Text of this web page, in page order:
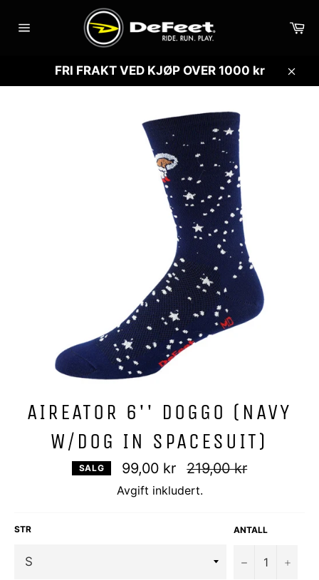
videre
Sidenavigasjon
FRI FRAKT VED KJØP OVER 1000 kr
Lukk
AIREATOR 6'' DOGGO (NAVY
W/DOG IN SPACESUIT)
SALG 99,00 kr
Vanlig
pris
219,00 kr
Avgift inkludert.
STR ANTALL
− +